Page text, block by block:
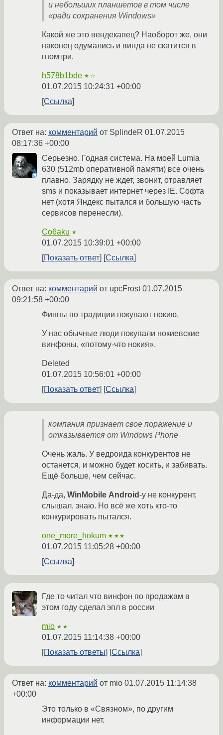
и небольших планшетов в том числе
«ради сохранения Windows»
Какой же это вендекапец? Наоборот же, они
наконец одумались и винда не скатится в
гномтри.
h578b1bde ★☆
01.07.2015 10:24:31 +00:00
Ссылка
Ответ на: комментарий от SplindeR 01.07.2015
08:17:36 +00:00
Серьезно. Годная система. На моей Lumia
630 (512mb оперативной памяти) все очень
плавно. Зарядку не ждет, звонит, отравляет
sms и показывает интернет через IE. Софта
нет (хотя Яндекс пытался и большую часть
сервисов перенесли).
Co6aku ★
01.07.2015 10:39:01 +00:00
Показать ответ
Ссылка
Ответ на: комментарий от upcFrost01.07.2015
09:21:58 +00:00
Финны по традиции покупают нокию.
У нас обычные люди покупали нокиевские
винфоны, «потому-что нокия».
Deleted
01.07.2015 10:56:01 +00:00
Показать ответ
Ссылка
компания признает свое поражение и
отказывается от Windows Phone
Очень жаль. У ведроида конкурентов не
останется, и можно будет косить, и забивать.
Ещё больше, чем сейчас.
Да-да, WinMobile Android-у не конкурент,
слышал, знаю. Но всё же хоть кто-то
конкурировать пытался.
one_more_hokum ★★★
01.07.2015 11:05:28 +00:00
Ссылка
Где то читал что винфон по продажам в
этом году сделал эпл в россии
mio ★★
01.07.2015 11:14:38 +00:00
Показать ответы
Ссылка
Ответ на: комментарий от mio 01.07.2015 11:14:38
+00:00
Это только в «Связном», по другим
информации нет.